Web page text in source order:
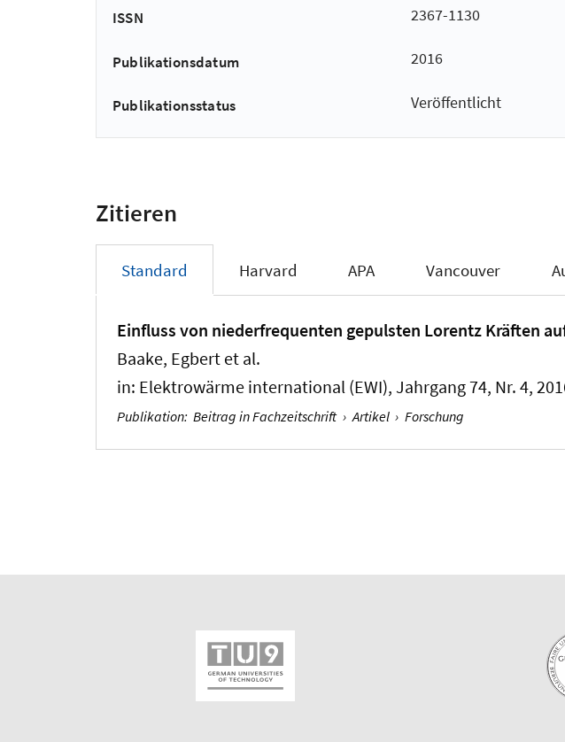
ISSN 2367-1130
Publikationsdatum 2016
Publikationsstatus Veröffentlicht
Zitieren
Standard Harvard APA Vancouver
Einfluss von niederfrequenten gepulsten Lorentz Kräften
Baake, Egbert et al.
in: Elektrowärme international (EWI), Jahrgang 74, Nr. 4,
Publikation: Beitrag in Fachzeitschrift › Artikel › Forschung